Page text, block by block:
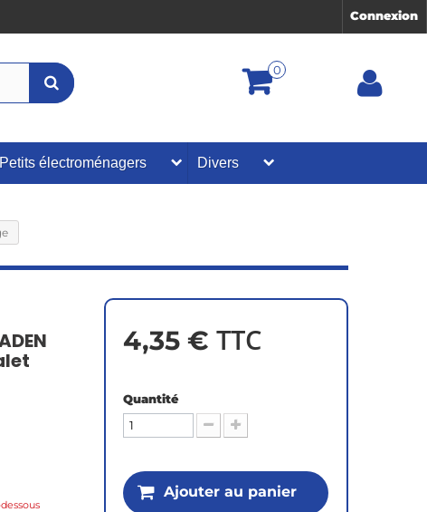
Connexion
0
Petits électroménagers Divers
4,35 € TTC
Quantité
Ajouter au panier